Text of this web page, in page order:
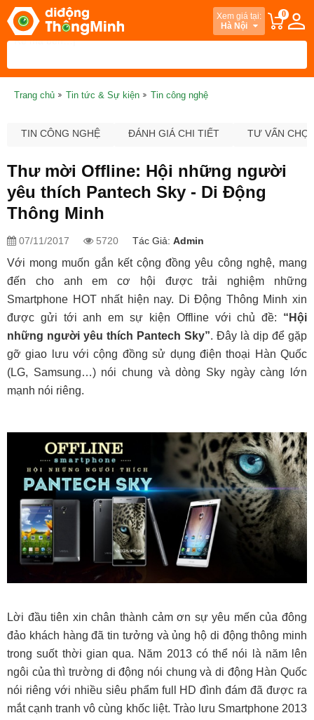
Xem giá tại:
Hà Nội
0
Trang chủ Tin tức & Sự kiện Tin công nghệ
TIN CÔNG NGHỆ ĐÁNH GIÁ CHI TIẾT TƯ VẤN
Thư mời Offline: Hội những người
yêu thích Pantech Sky - Di Động
Thông Minh
07/11/2017 5720 Tác Giả: Admin
Với mong muốn gắn kết cộng đồng yêu công nghệ, mang
đến cho anh em cơ hội được trải nghiệm những
Smartphone HOT nhất hiện nay. Di Động Thông Minh xin
được gửi tới anh em sự kiện Offline với chủ đề: “Hội
những người yêu thích Pantech Sky”. Đây là dịp để gặp
gỡ giao lưu với cộng đồng sử dụng điện thoại Hàn Quốc
(LG, Samsung…) nói chung và dòng Sky ngày càng lớn
mạnh nói riêng.
Lời đầu tiên xin chân thành cảm ơn sự yêu mến của đông
đảo khách hàng đã tin tưởng và ủng hộ di động thông minh
trong suốt thời gian qua. Năm 2013 có thể nói là năm lên
ngôi của thì trường di động nói chung và di động Hàn Quốc
nói riêng với nhiều siêu phẩm full HD đình đám đã được ra
mắt cạnh tranh vô cùng khốc liệt. Trào lưu Smartphone 2013